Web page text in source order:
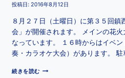
投稿日: 2016年8月12日
８月２７日（土曜日）に第３５回鎮
会」が開催されます。 メインの花
なっています。 １６時からはイベ
奏・カラオケ大会）があります。
続きを読む